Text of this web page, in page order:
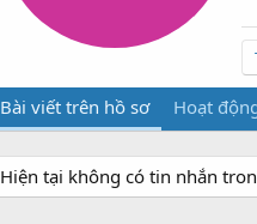
Bài viết trên hồ sơ Hoạt
Hiện tại không có tin nhắn